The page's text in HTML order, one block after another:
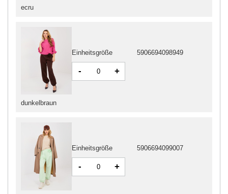
dunkelbraun
Einheitsgröße 5906694098949
- +
Einheitsgröße 5906694099007
- +
ecru